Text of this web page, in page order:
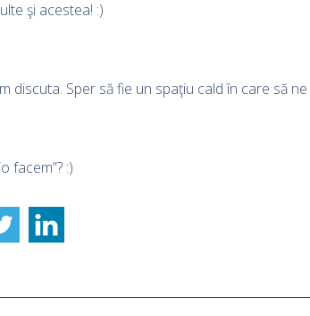
şi acestea! :)
discuta. Sper să fie un spaţiu cald în care să
facem”? :)